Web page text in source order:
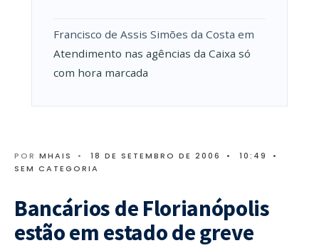
Francisco de Assis Simões da Costa em
Atendimento nas agências da Caixa só
com hora marcada
POR MHAIS • 18 DE SETEMBRO DE 2006 • 10:49
•
SEM CATEGORIA
Bancários de Florianópolis
estão em estado de greve